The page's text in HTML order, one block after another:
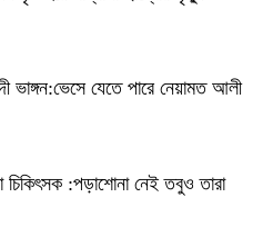
ভাঙ্গন:ভেসে যেতে পারে নেয়ামত আলী
চিকিৎসক :পড়াশোনা নেই তবুও তারা